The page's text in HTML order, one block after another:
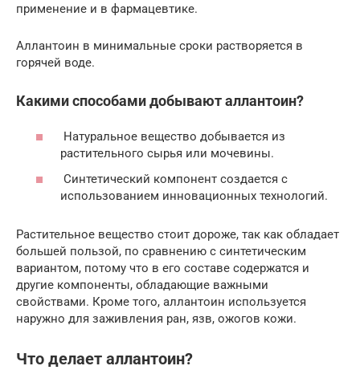
применение и в фармацевтике.
Аллантоин в минимальные сроки растворяется в
горячей воде.
Какими способами добывают аллантоин?
Натуральное вещество добывается из
растительного сырья или мочевины.
Синтетический компонент создается с
использованием инновационных технологий.
Растительное вещество стоит дороже, так как обладает
большей пользой, по сравнению с синтетическим
вариантом, потому что в его составе содержатся и
другие компоненты, обладающие важными
свойствами. Кроме того, аллантоин используется
наружно для заживления ран, язв, ожогов кожи.
Что делает аллантоин?